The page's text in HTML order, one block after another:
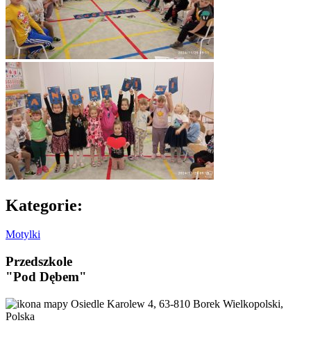
Kategorie:
Motylki
Przedszkole
"Pod Dębem"
Osiedle Karolew 4, 63-810 Borek Wielkopolski,
Polska